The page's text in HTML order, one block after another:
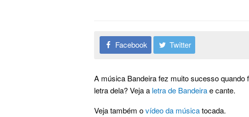
Facebook Twitter
A música Bandeira fez muito sucesso
letra dela? Veja a letra de Bandeirae cante.
Veja também ovídeo da músicatocada.